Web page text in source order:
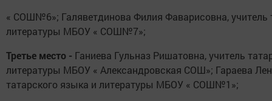
« СОШ№6»; Галяветдинова Филия Фаварисовна, учитель
литературы МБОУ « СОШ№7»;
Третье место - Ганиева Гульназ Ришатовна, учитель
литературы МБОУ « Александровская СОШ»; Гараева
татарского языка и литературы МБОУ « СОШ№1»;